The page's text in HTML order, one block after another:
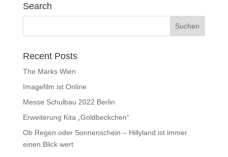
Search
Recent Posts
The Marks Wien
Imagefilm ist Online
Messe Schulbau 2022 Berlin
Erweiterung Kita „Goldbeckchen“
Ob Regen oder Sonnenschein – Hillyland ist immer
einen Blick wert